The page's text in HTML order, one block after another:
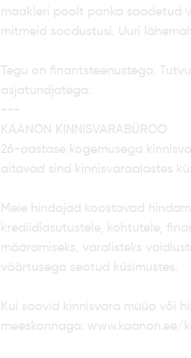
maakleri poolt panka saadetud
mitmeid soodustusi. Uuri
Tegu on finantsteenustega.
asjatundjatega.
---
KAANON KINNISVARABÜROO
26-aastase kogemusega
aitavad sind kinnisvaraalastes
Meie hindajad koostavad
krediidiasutustele, kohtutele,
määramiseks, varalisteks
väärtusega seotud küsimustes.
Kui soovid kinnisvara müüa või
meeskonnaga: www.kaanon.ee/